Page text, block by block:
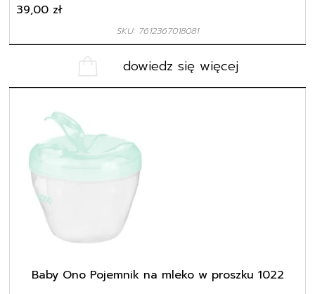
SKU: 7612367018081
39,00 zł
dowiedz się więcej
Baby Ono Pojemnik na mleko w proszku 1022